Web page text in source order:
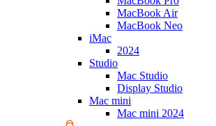
MacBook Air
MacBook Neo
iMac
2024
Studio
Mac Studio
Display Studio
Mac mini
Mac mini 2024